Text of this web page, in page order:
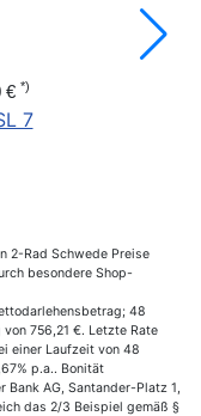
€ *)
7
2-Rad Schwede Preise
besondere Shop-
48
756,21 €. Letzte Rate
einer Laufzeit von 48
p.a.. Bonität
Bank AG, Santander-Platz 1,
das 2/3 Beispiel gemäß §